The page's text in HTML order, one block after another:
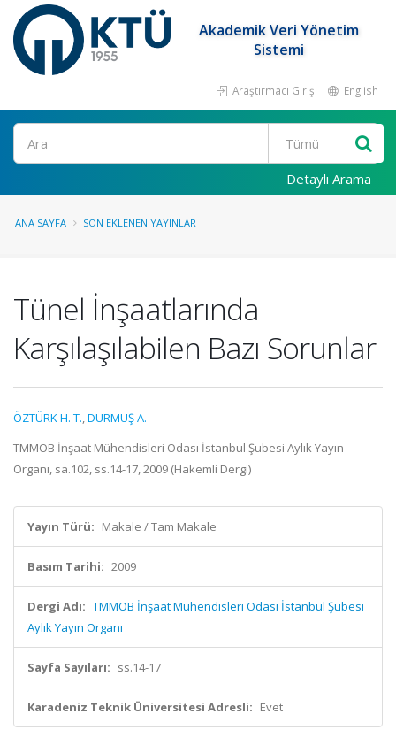
Akademik Veri Yönetim
Sistemi
Araştırmacı Girişi English
Ara
Detaylı Arama
ANA SAYFA SON EKLENEN YAYINLAR
Tünel İnşaatlarında
Karşılaşılabilen Bazı Sorunlar
ÖZTÜRK H. T.,DURMUŞ A.
TMMOB İnşaat Mühendisleri Odası İstanbul Şubesi Aylık Yayın
Organı, sa.102, ss.14-17, 2009 (Hakemli Dergi)
Yayın Türü: Makale / Tam Makale
Basım Tarihi: 2009
Dergi Adı: TMMOB İnşaat Mühendisleri Odası İstanbul Şubesi
Aylık Yayın Organı
Sayfa Sayıları: ss.14-17
Karadeniz Teknik Üniversitesi Adresli: Evet